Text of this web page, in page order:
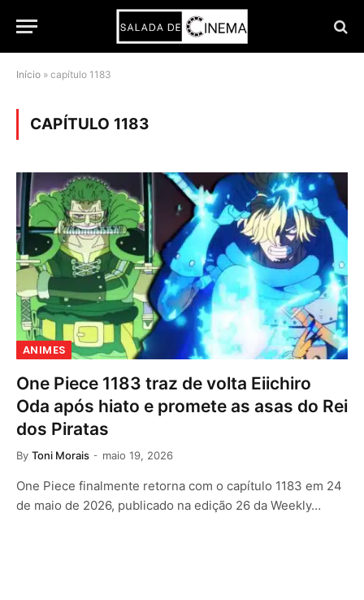
Início » capítulo 1183
CAPÍTULO 1183
ANIMES
One Piece 1183 traz de volta Eiichiro
Oda após hiato e promete as asas do Rei
dos Piratas
By Toni Morais maio 19, 2026
One Piece finalmente retorna com o capítulo 1183 em 24
de maio de 2026, publicado na edição 26 da Weekly…